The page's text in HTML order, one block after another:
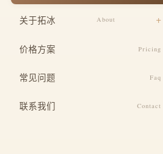
安全与运维
SEO 基础优化
餐饮美食
医疗健康
酒店住宿
关于拓冰 About
设计团队
价格方案 Pricing
常见问题 Faq
联系我们 Contact